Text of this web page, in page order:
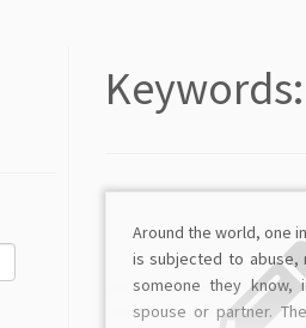
Keywords:
Around the world, one
is subjected to abuse,
someone they know,
spouse or partner.